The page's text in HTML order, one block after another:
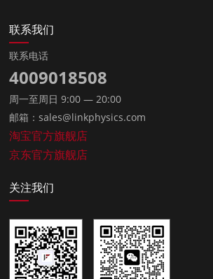
联系我们
联系电话
4009018508
周一至周日 9:00 — 20:00
邮箱：sales@linkphysics.com
淘宝官方旗舰店
京东官方旗舰店
关注我们